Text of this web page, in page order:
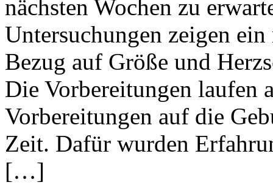
nächsten Wochen zu
Untersuchungen zeigen
Bezug auf Größe und
Die Vorbereitungen laufen
Vorbereitungen auf die
Zeit. Dafür wurden
[…]